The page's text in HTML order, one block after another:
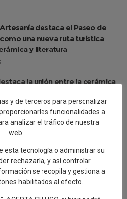
destaca el Paseo de
una nueva ruta turística
y literatura
la unión entre la cerámica
pintado por Cristina Ceca
las Letras se completa con 17
con obras literarias que
a Talavera
y de terceros para personalizar
funcionalidades a
analizar el tráfico de nuestra
web.
esta tecnología o administrar su
rechazarla, y así controlar
se recopila y gestiona a
habilitados al efecto.